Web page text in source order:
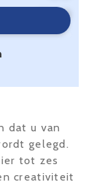
€6,40
dat u van
gelegd.
tot zes
creativiteit